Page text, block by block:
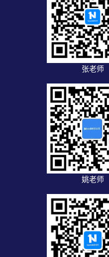
张老师
姚老师